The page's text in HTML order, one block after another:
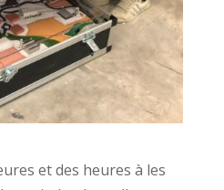
et des heures à les